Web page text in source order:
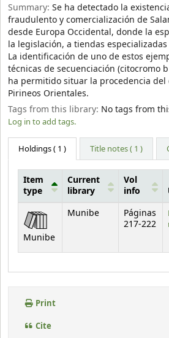
Summary: Se ha detectado la
fraudulento y comercialización de
desde Europa Occidental, donde la
la legislación, a tiendas
La identificación de uno de estos
técnicas de secuenciación (citocromo
ha permitido situar la procedencia del
Pirineos Orientales.
Tags from this library: No tags from
Log in to add tags.
Holdings( 1 ) Title notes ( 1 )
Holdings
Item
type
Current
library
Vol
info
Munibe
Munibe
Páginas
217-222
Print
Cite